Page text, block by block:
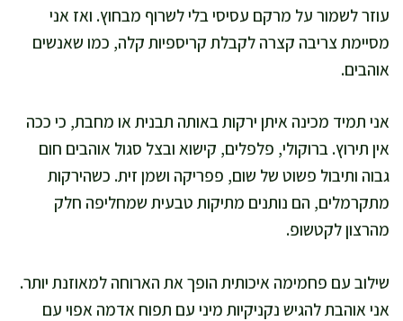
עוזר לשמור על מרקם עסיסי בלי לשרוף מבחוץ. ואז אני
מסיימת צריבה קצרה לקבלת קריספיות קלה, כמו שאנשים
אוהבים.
אני תמיד מכינה איתן ירקות באותה תבנית או מחבת, כי ככה
אין תירוץ. ברוקולי, פלפלים, קישוא ובצל סגול אוהבים חום
גבוה ותיבול פשוט של שום, פפריקה ושמן זית. כשהירקות
מתקרמלים, הם נותנים מתיקות טבעית שמחליפה חלק
מהרצון לקטשופ.
שילוב עם פחמימה איכותית הופך את הארוחה למאוזנת יותר.
אני אוהבת להגיש נקניקיות מיני עם תפוח אדמה אפוי עם